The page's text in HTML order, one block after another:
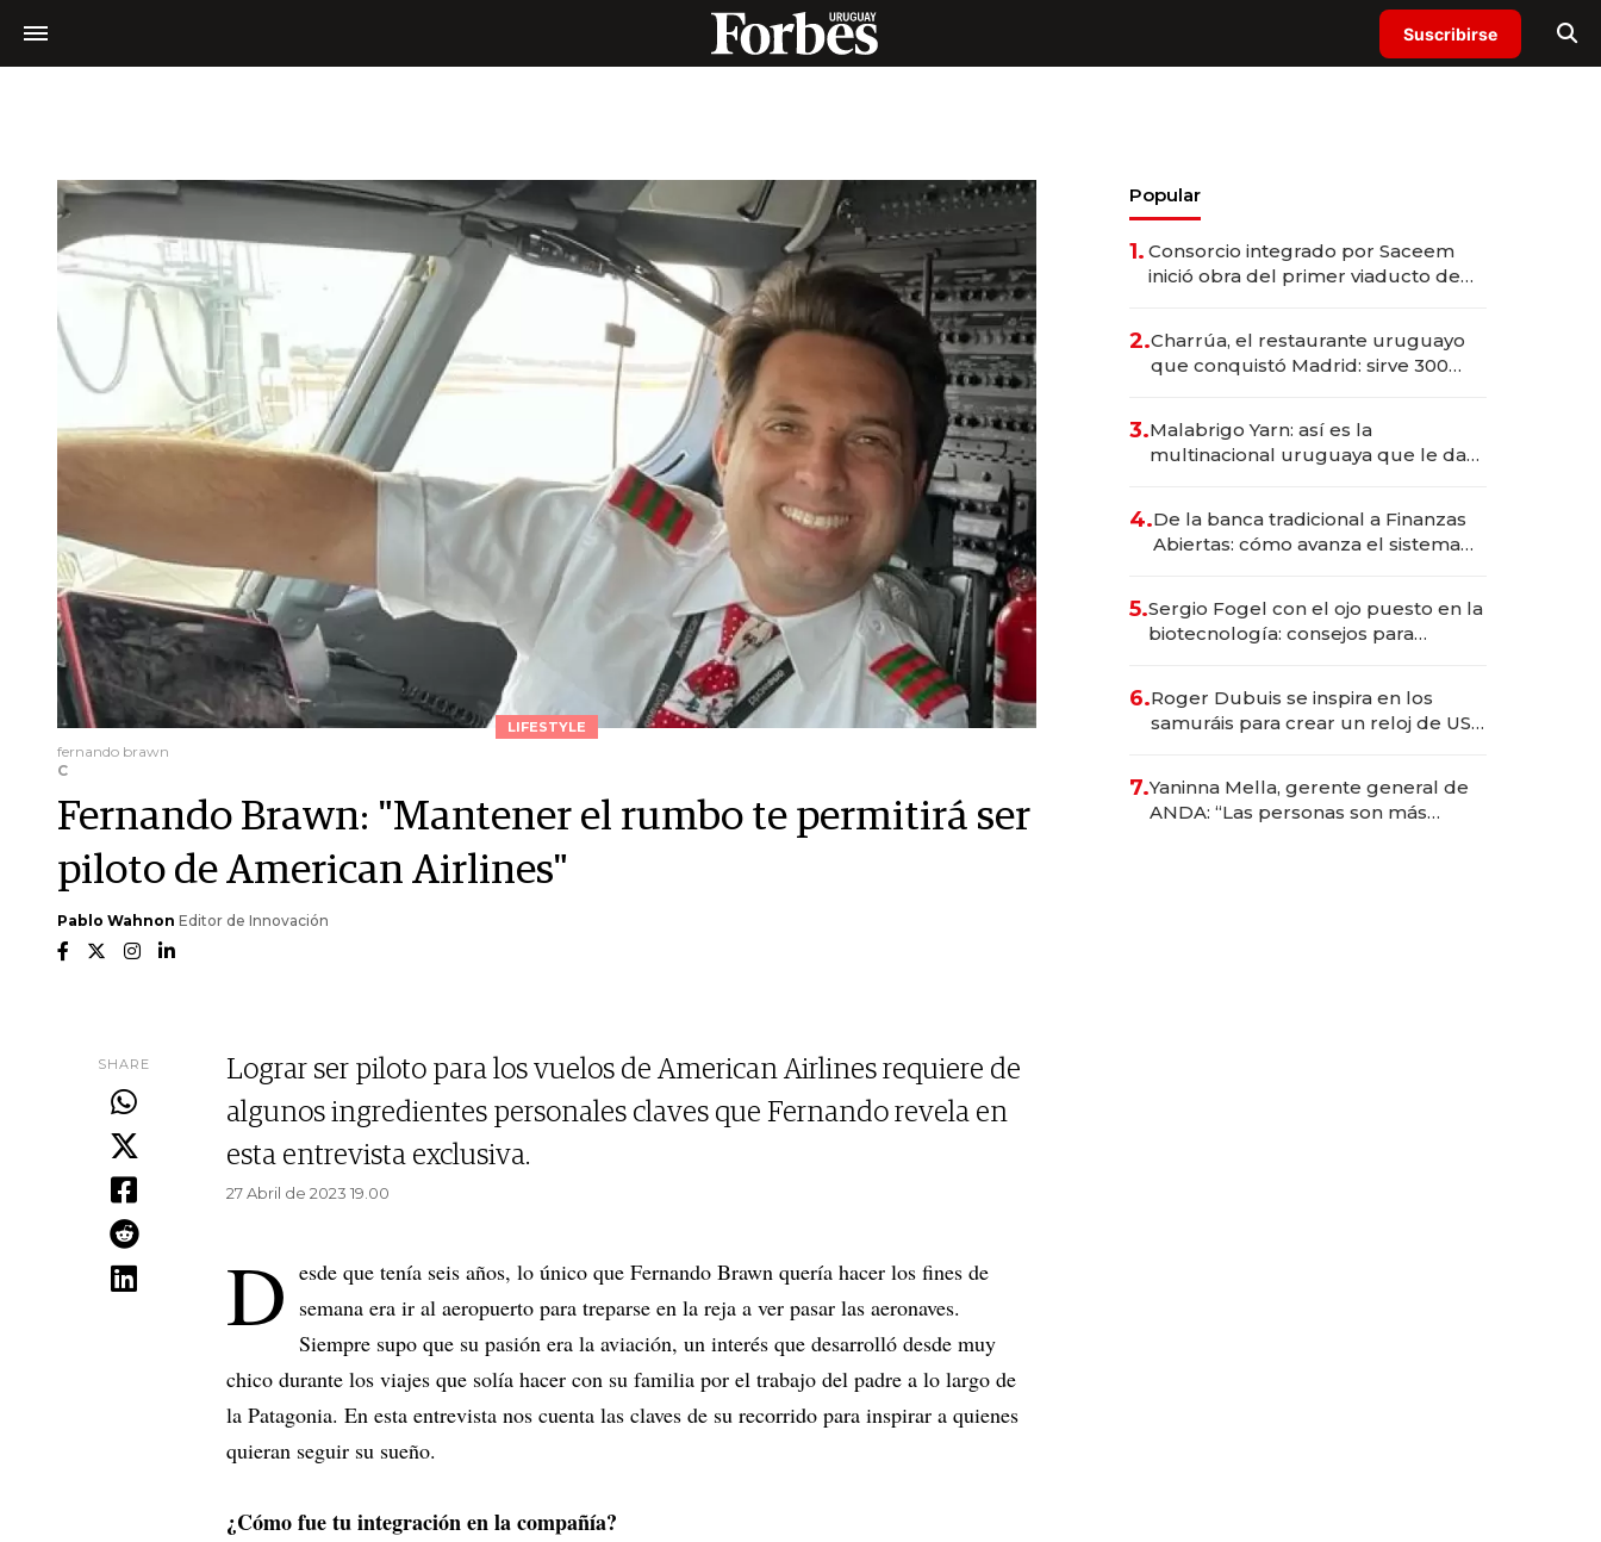
Suscribirse
LIFESTYLE
fernando brawn
C
Fernando Brawn: "Mantener el rumbo te permitirá ser
piloto de American Airlines"
Pablo Wahnon Editor de Innovación
SHARE
Lograr ser piloto para los vuelos de American Airlines requiere de
algunos ingredientes personales claves que Fernando revela en
esta entrevista exclusiva.
27 Abril de 2023 19.00
D esde que tenía seis años, lo único que Fernando Brawn quería hacer los fines de
semana era ir al aeropuerto para treparse en la reja a ver pasar las aeronaves.
Siempre supo que su pasión era la aviación, un interés que desarrolló desde muy
chico durante los viajes que solía hacer con su familia por el trabajo del padre a lo largo de
la Patagonia. En esta entrevista nos cuenta las claves de su recorrido para inspirar a quienes
quieran seguir su sueño.
¿Cómo fue tu integración en la compañía?
Popular
1. Consorcio integrado por Saceem
inició obra del primer viaducto de
millones
2.Charrúa, el restaurante uruguayo
que conquistó Madrid: sirve 300
prepara apertura
3.Malabrigo Yarn: así es la
multinacional uruguaya que le da
4.De la banca tradicional a Finanzas
Abiertas: cómo avanza el sistema
5.Sergio Fogel con el ojo puesto en la
biotecnología: consejos para
6.Roger Dubuis se inspira en los
samuráis para crear un reloj de US$
7.Yaninna Mella, gerente general de
ANDA: “Las personas son más